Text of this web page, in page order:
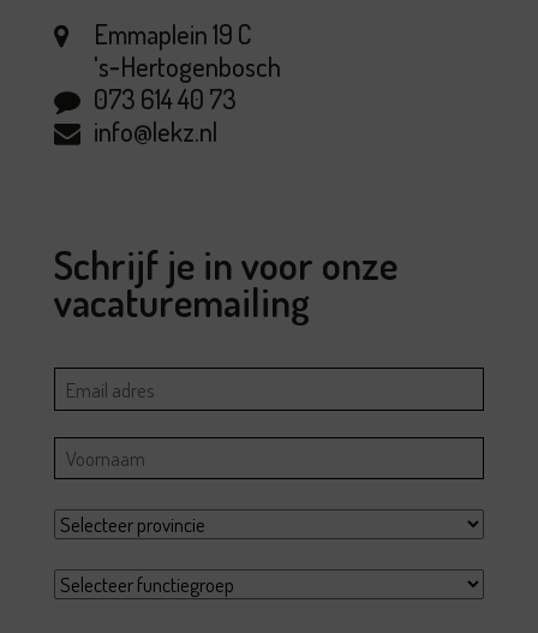
Emmaplein 19 C
's‑Hertogenbosch
073 614 40 73
info@lekz.nl
Schrijf je in voor onze
vacaturemailing